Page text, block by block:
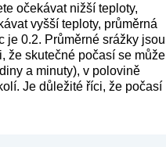
očekávat nižší teploty,
vyšší teploty, průměrná
0.2. Průměrné srážky jsou
že skutečné počasí se může
a minuty), v polovině
Je důležité říci, že počasí